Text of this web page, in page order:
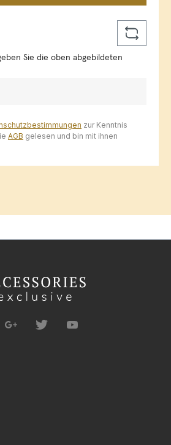
Sie die oben abgebildeten
zur Kenntnis
AGB gelesen und bin mit ihnen